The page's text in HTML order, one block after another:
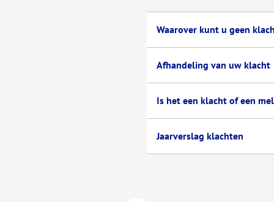
Waarover kunt u geen
Afhandeling van uw klacht
Is het een klacht of een
Jaarverslag klachten